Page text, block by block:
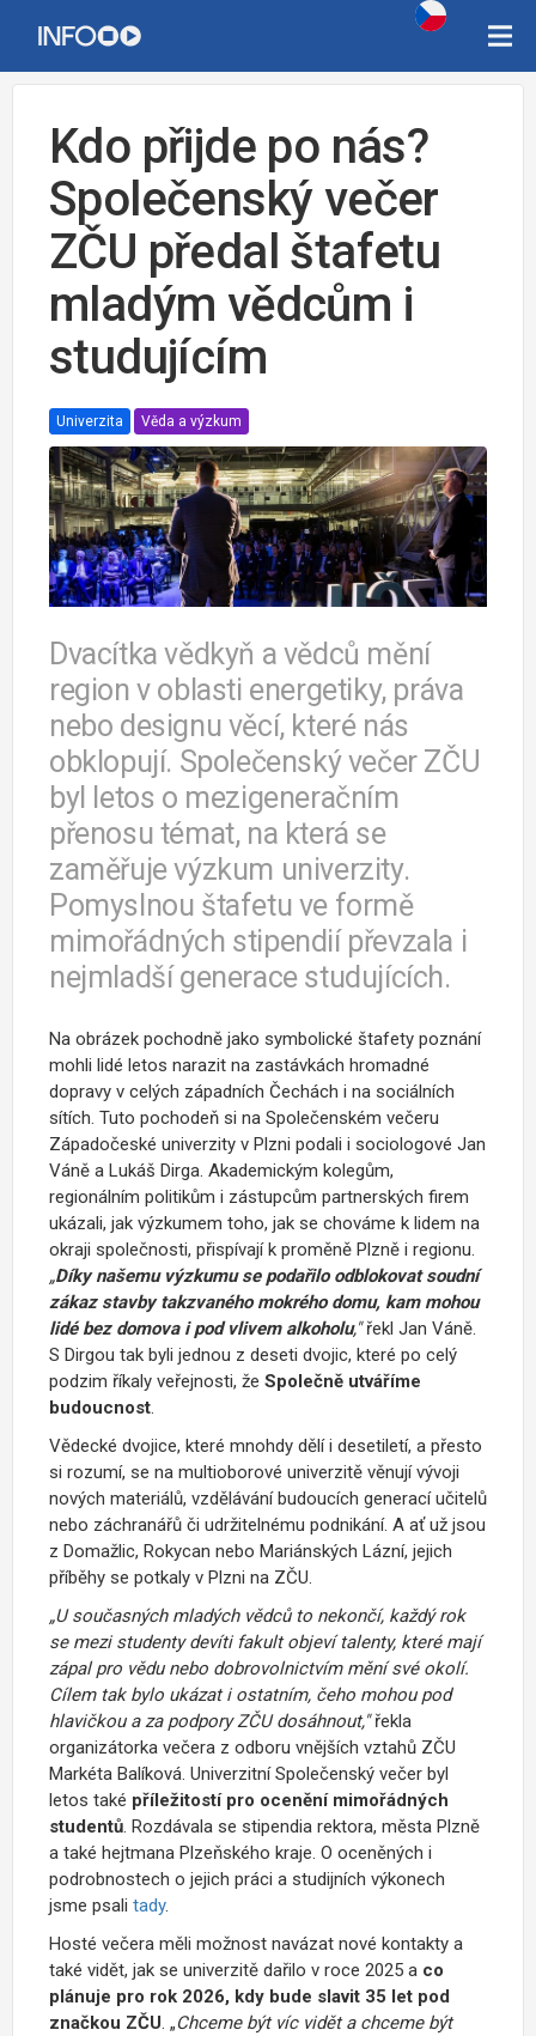
Kdo přijde po nás?
Společenský večer
ZČU předal štafetu
mladým vědcům i
studujícím
Univerzita Věda a výzkum
Dvacítka vědkyň a vědců mění
region v oblasti energetiky, práva
nebo designu věcí, které nás
obklopují. Společenský večer ZČU
byl letos o mezigeneračním
přenosu témat, na která se
zaměřuje výzkum univerzity.
Pomyslnou štafetu ve formě
mimořádných stipendií převzala i
nejmladší generace studujících.
Na obrázek pochodně jako symbolické štafety poznání
mohli lidé letos narazit na zastávkách hromadné
dopravy v celých západních Čechách i na sociálních
sítích. Tuto pochodeň si na Společenském večeru
Západočeské univerzity v Plzni podali i sociologové Jan
Váně a Lukáš Dirga. Akademickým kolegům,
regionálním politikům i zástupcům partnerských firem
ukázali, jak výzkumem toho, jak se chováme k lidem na
okraji společnosti, přispívají k proměně Plzně i regionu.
„Díky našemu výzkumu se podařilo odblokovat soudní
zákaz stavby takzvaného mokrého domu, kam mohou
lidé bez domova i pod vlivem alkoholu,"řekl Jan Váně.
S Dirgou tak byli jednou z deseti dvojic, které po celý
podzim říkaly veřejnosti, že Společně utváříme
budoucnost.
Vědecké dvojice, které mnohdy dělí i desetiletí, a přesto
si rozumí, se na multioborové univerzitě věnují vývoji
nových materiálů, vzdělávání budoucích generací učitelů
nebo záchranářů či udržitelnému podnikání. A ať už jsou
z Domažlic, Rokycan nebo Mariánských Lázní, jejich
příběhy se potkaly v Plzni na ZČU.
„U současných mladých vědců to nekončí, každý rok
se mezi studenty devíti fakult objeví talenty, které mají
zápal pro vědu nebo dobrovolnictvím mění své okolí.
Cílem tak bylo ukázat i ostatním, čeho mohou pod
hlavičkou a za podpory ZČU dosáhnout,"řekla
organizátorka večera z odboru vnějších vztahů ZČU
Markéta Balíková. Univerzitní Společenský večer byl
letos také příležitostí pro ocenění mimořádných
studentů. Rozdávala se stipendia rektora, města Plzně
a také hejtmana Plzeňského kraje. O oceněných i
podrobnostech o jejich práci a studijních výkonech
jsme psali tady.
Hosté večera měli možnost navázat nové kontakty a
také vidět, jak se univerzitě dařilo v roce 2025 a co
plánuje pro rok 2026, kdy bude slavit 35 let pod
značkou ZČU. „Chceme být víc vidět a chceme být